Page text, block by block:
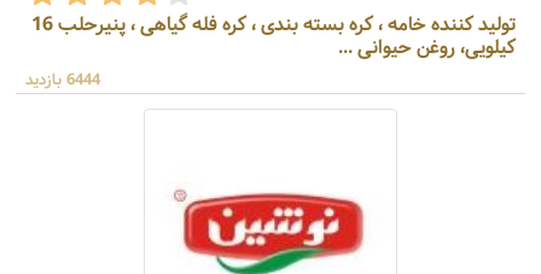
تولید کننده خامه ، کره بسته بندی ، کره فله گیاهی ، پنیرحلب 16
کیلویی، روغن حیوانی ...
6444 بازدید